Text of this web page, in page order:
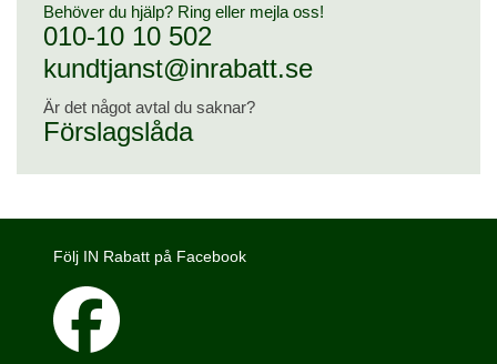
Behöver du hjälp? Ring eller mejla oss!
010-10 10 502
kundtjanst@inrabatt.se
Är det något avtal du saknar?
Förslagslåda
Följ IN Rabatt på Facebook